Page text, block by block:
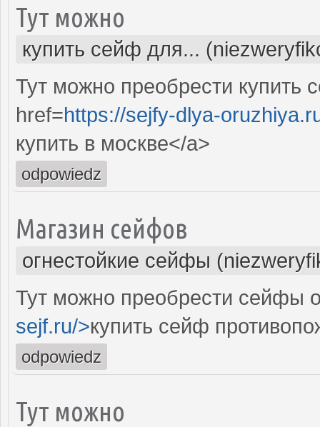
Тут можно
купить сейф для...
Тут можно преобрести купить
href=https://sejfy-dlya-
купить в москве</a>
odpowiedz
Магазин сейфов
огнестойкие сейфы
Тут можно преобрести сейфы
sejf.ru/>купить сейф
odpowiedz
Тут можно